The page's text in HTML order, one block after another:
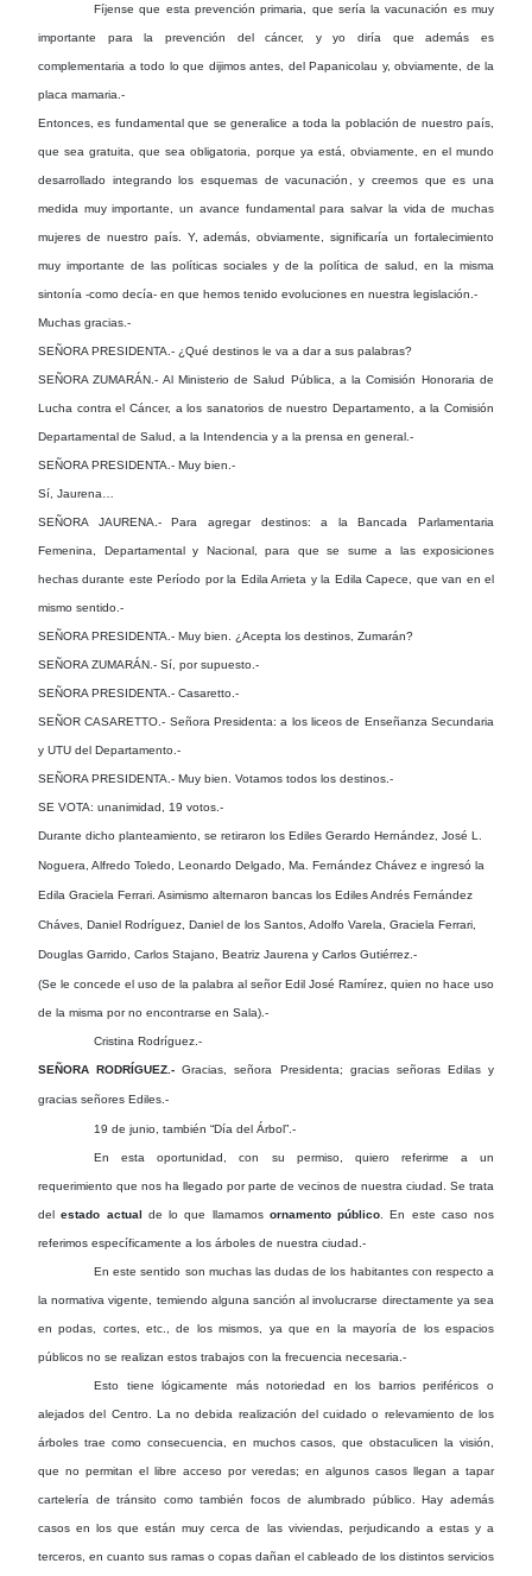
Fíjense que esta prevención primaria, que sería la vacunación es muy
importante para la prevención del cáncer, y yo diría que además es
complementaria a todo lo que dijimos antes, del Papanicolau y, obviamente, de la
placa mamaria.-
Entonces, es fundamental que se generalice a toda la población de nuestro país,
que sea gratuita, que sea obligatoria, porque ya está, obviamente, en el mundo
desarrollado integrando los esquemas de vacunación, y creemos que es una
medida muy importante, un avance fundamental para salvar la vida de muchas
mujeres de nuestro país. Y, además, obviamente, significaría un fortalecimiento
muy importante de las políticas sociales y de la política de salud, en la misma
sintonía -como decía- en que hemos tenido evoluciones en nuestra legislación.-
Muchas gracias.-
SEÑORA PRESIDENTA.- ¿Qué destinos le va a dar a sus palabras?
SEÑORA ZUMARÁN.- Al Ministerio de Salud Pública, a la Comisión Honoraria de
Lucha contra el Cáncer, a los sanatorios de nuestro Departamento, a la Comisión
Departamental de Salud, a la Intendencia y a la prensa en general.-
SEÑORA PRESIDENTA.- Muy bien.-
Sí, Jaurena…
SEÑORA JAURENA.- Para agregar destinos: a la Bancada Parlamentaria
Femenina, Departamental y Nacional, para que se sume a las exposiciones
hechas durante este Período por la Edila Arrieta y la Edila Capece, que van en el
mismo sentido.-
SEÑORA PRESIDENTA.- Muy bien. ¿Acepta los destinos, Zumarán?
SEÑORA ZUMARÁN.- Sí, por supuesto.-
SEÑORA PRESIDENTA.- Casaretto.-
SEÑOR CASARETTO.- Señora Presidenta: a los liceos de Enseñanza Secundaria
y UTU del Departamento.-
SEÑORA PRESIDENTA.- Muy bien. Votamos todos los destinos.-
SE VOTA: unanimidad, 19 votos.-
Durante dicho planteamiento, se retiraron los Ediles Gerardo Hernández, José L.
Noguera, Alfredo Toledo, Leonardo Delgado, Ma. Fernández Chávez e ingresó la
Edila Graciela Ferrari. Asimismo alternaron bancas los Ediles Andrés Fernández
Cháves, Daniel Rodríguez, Daniel de los Santos, Adolfo Varela, Graciela Ferrari,
Douglas Garrido, Carlos Stajano, Beatriz Jaurena y Carlos Gutiérrez.-
(Se le concede el uso de la palabra al señor Edil José Ramírez, quien no hace uso
de la misma por no encontrarse en Sala).-
Cristina Rodríguez.-
SEÑORA RODRÍGUEZ.- Gracias, señora Presidenta; gracias señoras Edilas y
gracias señores Ediles.-
19 de junio, también “Día del Árbol”.-
En esta oportunidad, con su permiso, quiero referirme a un
requerimiento que nos ha llegado por parte de vecinos de nuestra ciudad. Se trata
delestado actual de lo que llamamos ornamento público . En este caso nos
referimos específicamente a los árboles de nuestra ciudad.-
En este sentido son muchas las dudas de los habitantes con respecto a
la normativa vigente, temiendo alguna sanción al involucrarse directamente ya sea
en podas, cortes, etc., de los mismos, ya que en la mayoría de los espacios
públicos no se realizan estos trabajos con la frecuencia necesaria.-
Esto tiene lógicamente más notoriedad en los barrios periféricos o
alejados del Centro. La no debida realización del cuidado o relevamiento de los
árboles trae como consecuencia, en muchos casos, que obstaculicen la visión,
que no permitan el libre acceso por veredas; en algunos casos llegan a tapar
cartelería de tránsito como también focos de alumbrado público. Hay además
casos en los que están muy cerca de las viviendas, perjudicando a estas y a
terceros, en cuanto sus ramas o copas dañan el cableado de los distintos servicios